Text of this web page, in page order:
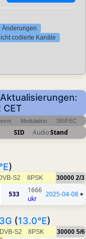
Änderungen
codierte Kanäle
Modulation SR/FEC
SID AudioStand
)
S2 8PSK 30000 2/3
533
1666
ukr
2025-04-08+
(13.0°E)
DVB-S2 8PSK 30000 5/6